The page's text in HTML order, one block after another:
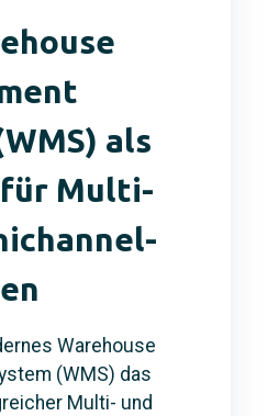
als
Multi-
Warehouse
(WMS) das
Multi- und